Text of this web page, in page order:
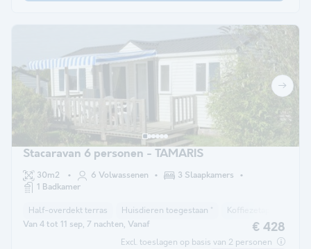
Stacaravan 6 personen - TAMARIS
30m2 6 Volwassenen
3 Slaapkamers
1 Badkamer
Half-overdekt terras Huisdieren toegestaan * Koffiezetapparaat
Van 4 tot 11 sep, 7 nachten, Vanaf € 428
Excl. toeslagen op basis van 2 personen